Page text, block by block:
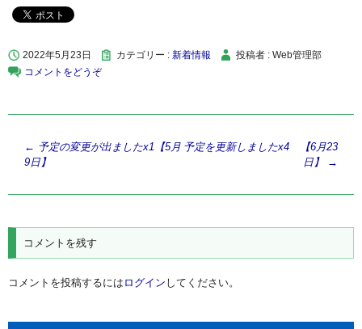
2022年5月23日 カテゴリー : 新着情報
投稿者 : Web管理部
コメントをどうぞ
ナ
ゲ
ー
← 予定の変更が出ましたx1【5月
9日】
予定を更新しましたx4 【6月23
日】
→
コメントを残す
コメントを投稿するには ログイン してください。